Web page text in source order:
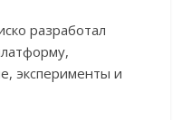
разработал
эксперименты и